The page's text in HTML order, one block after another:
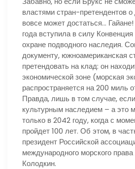
властями стран-претендентов
вовсе может достаться…
года вступила в силу
охране подводного наследия.
документу, южноамериканская
претендовать на клад: он
экономической зоне (морская
распространяется на 200 миль
Правда, лишь в том случае,
культурным наследием – а это
только в 2042 году, когда с
пройдет 100 лет. Об этом, в
президент Российской
международного морского
Колодкин.